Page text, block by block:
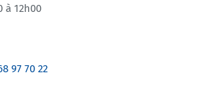
à 12h00
97 70 22